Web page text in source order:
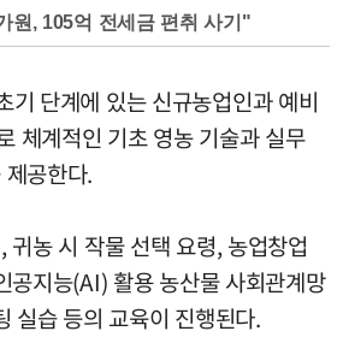
원, 105억 전세금 편취 사기"
기 단계에 있는 신규농업인과 예비
체계적인 기초 영농 기술과 실무
공한다.
귀농 시 작물 선택 요령, 농업창업
공지능(AI) 활용 농산물 사회관계망
실습 등의 교육이 진행된다.